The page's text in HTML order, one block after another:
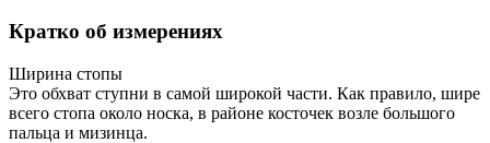
Кратко об измерениях
Ширина стопы
Это обхват ступни в самой широкой части. Как правило, шире
всего стопа около носка, в районе косточек возле большого
пальца и мизинца.